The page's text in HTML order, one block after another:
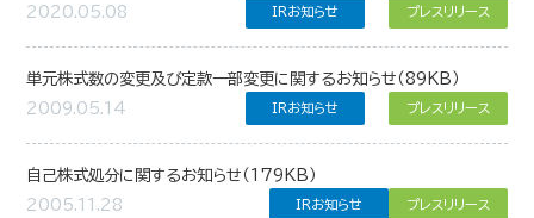
2020.05.08 IRお知らせ プレスリリース
2009.05.14 IRお知らせ プレスリリース
単元株式数の変更及び定款一部変更に関するお知らせ（89KB）
2005.11.28 IRお知らせ プレスリリース
自己株式処分に関するお知らせ（179KB）